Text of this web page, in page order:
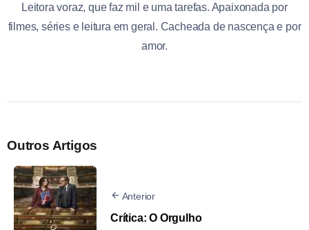
Leitora voraz, que faz mil e uma tarefas. Apaixonada por
filmes, séries e leitura em geral. Cacheada de nascença e por
amor.
Outros Artigos
Anterior
Crítica: O Orgulho